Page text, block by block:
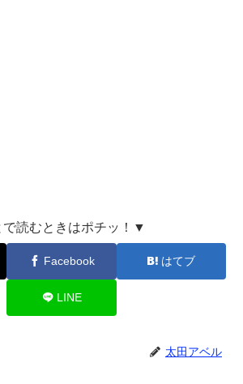
で読むときはポチッ！▼
Facebook はてブ
LINE
太田アベル